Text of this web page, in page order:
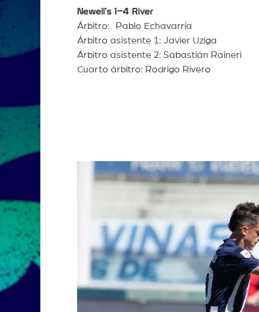
Newell’s 1–4 River
Árbitro: Pablo Echavarría
Árbitro asistente 1: Javier Uziga
Árbitro asistente 2: Sabastián Raineri
Cuarto árbitro: Rodrigo Rivero